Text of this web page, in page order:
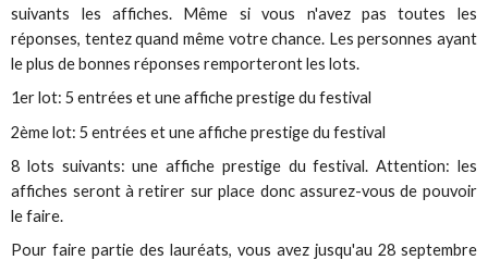
suivants les affiches. Même si vous n'avez pas toutes les
réponses, tentez quand même votre chance. Les personnes ayant
le plus de bonnes réponses remporteront les lots.
1er lot: 5 entrées et une affiche prestige du festival
2ème lot: 5 entrées et une affiche prestige du festival
8 lots suivants: une affiche prestige du festival. Attention: les
affiches seront à retirer sur place donc assurez-vous de pouvoir
le faire.
Pour faire partie des lauréats, vous avez jusqu'au 28 septembre